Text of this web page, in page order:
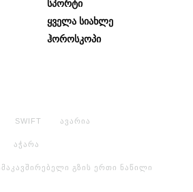
Სპორტი
Ყველა Სიახლე
Ჰოროსკოპი
SWIFT ავარია
აჭარა
გზის ერთი ნაწილი